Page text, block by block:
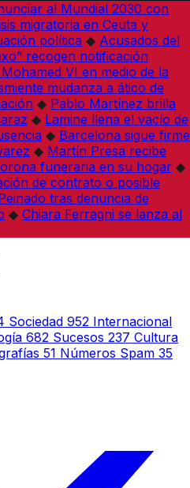
al Mundial 2030 con
migratoria en Ceuta y
política ◆ Acusados del
recogen notificación
VI en medio de la
mudanza a ático de
◆ Pablo Martínez brilla
◆ Lamine llena el vacío de
◆ Barcelona sigue firme
◆ Martín Presa recibe
funeraria en su hogar ◆
de contrato o posible
tras denuncia de
◆ Chiara Ferragni se lanza al
Sociedad 952 Internacional
682 Sucesos 237 Cultura
51 Números Spam 35